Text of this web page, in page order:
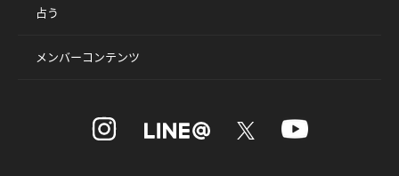
占う
メンバーコンテンツ